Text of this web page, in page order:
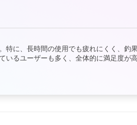
特に、長時間の使用でも疲れにくく、釣
るユーザーも多く、全体的に満足度が高